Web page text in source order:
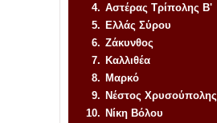
4. Αστέρας Τρίπολης Β'
5. Ελλάς Σύρου
6. Ζάκυνθος
7. Καλλιθέα
8. Μαρκό
9. Νέστος Χρυσούπολης
10. Νίκη Βόλου